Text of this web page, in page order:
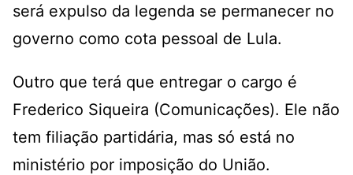
será expulso da legenda se permanecer no
governo como cota pessoal de Lula.
Outro que terá que entregar o cargo é
Frederico Siqueira (Comunicações). Ele não
tem filiação partidária, mas só está no
ministério por imposição do União.